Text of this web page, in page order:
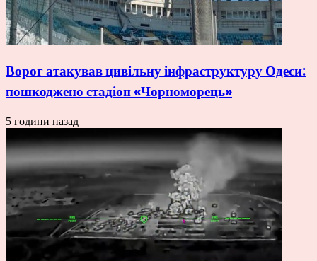
Ворог атакував цивільну інфраструктуру Одеси:
пошкоджено стадіон «Чорноморець»
5 години назад